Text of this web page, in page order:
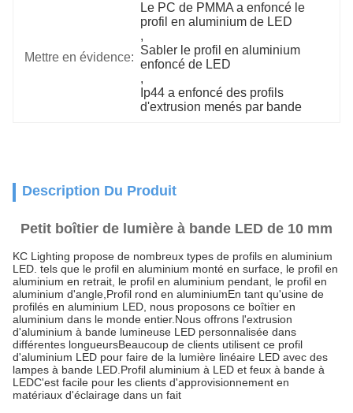
Mettre en évidence:
Le PC de PMMA a enfoncé le
profil en aluminium de LED
,
Sabler le profil en aluminium
enfoncé de LED
,
Ip44 a enfoncé des profils
d'extrusion menés par bande
Description Du Produit
Petit boîtier de lumière à bande LED de 10 mm
KC Lighting propose de nombreux types de profils en aluminium
LED. tels que le profil en aluminium monté en surface, le profil en
aluminium en retrait, le profil en aluminium pendant, le profil en
aluminium d'angle,Profil rond en aluminiumEn tant qu'usine de
profilés en aluminium LED, nous proposons ce boîtier en
aluminium dans le monde entier.Nous offrons l'extrusion
d'aluminium à bande lumineuse LED personnalisée dans
différentes longueursBeaucoup de clients utilisent ce profil
d'aluminium LED pour faire de la lumière linéaire LED avec des
lampes à bande LED.Profil aluminium à LED et feux à bande à
LEDC'est facile pour les clients d'approvisionnement en
matériaux d'éclairage dans un fait